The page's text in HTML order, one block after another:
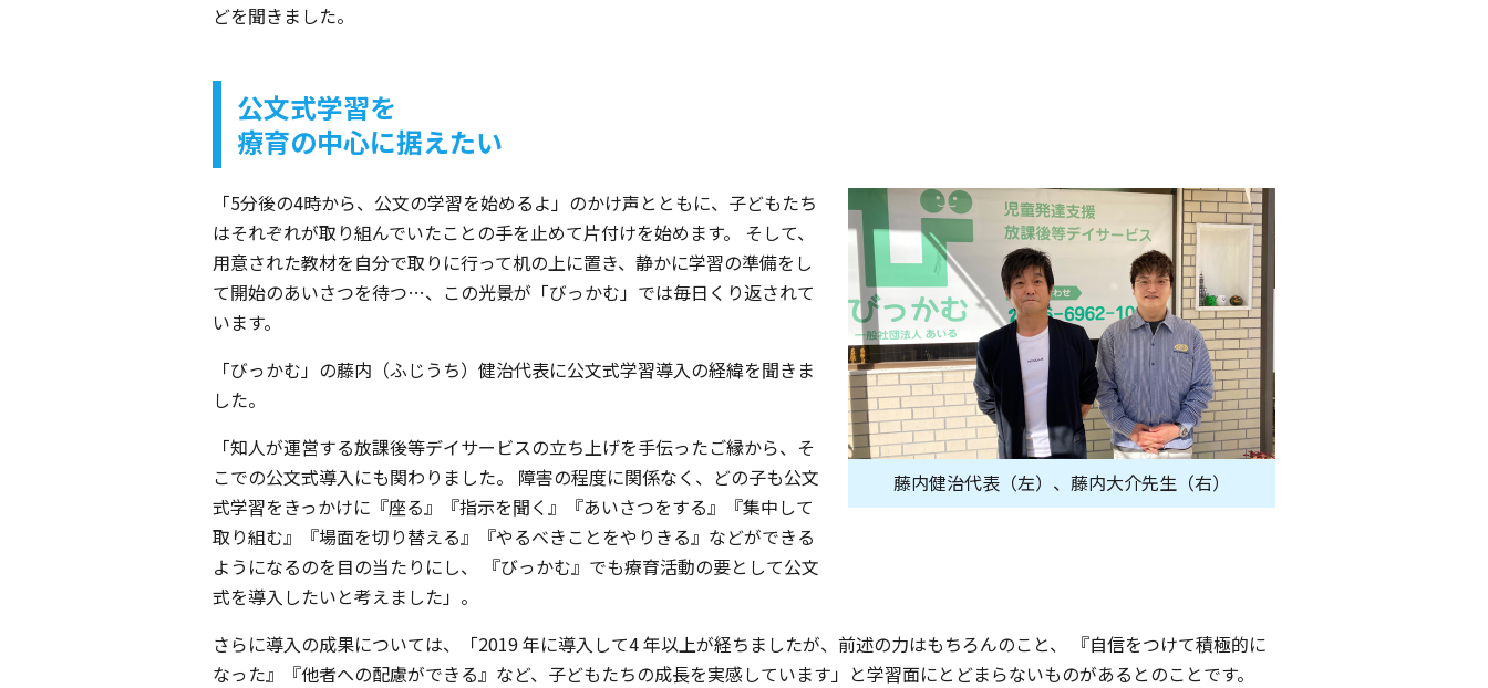
どを聞きました。
公文式学習を
療育の中心に据えたい
「5分後の4時から、公文の学習を始めるよ」のかけ声とともに、子どもたち
はそれぞれが取り組んでいたことの手を止めて片付けを始めます。 そして、
用意された教材を自分で取りに行って机の上に置き、静かに学習の準備をし
て開始のあいさつを待つ…、この光景が「びっかむ」では毎日くり返されて
います。
「びっかむ」の藤内（ふじうち）健治代表に公文式学習導入の経緯を聞きま
した。
「知人が運営する放課後等デイサービスの立ち上げを手伝ったご縁から、そ
こでの公文式導入にも関わりました。 障害の程度に関係なく、どの子も公文
式学習をきっかけに『座る』『指示を聞く』『あいさつをする』『集中して
取り組む』『場面を切り替える』『やるべきことをやりきる』などができる
ようになるのを目の当たりにし、 『びっかむ』でも療育活動の要として公文
式を導入したいと考えました」。
藤内健治代表（左）、藤内大介先生（右）
さらに導入の成果については、「2019 年に導入して4 年以上が経ちましたが、前述の力はもちろんのこと、 『自信をつけて積極的に
なった』『他者への配慮ができる』など、子どもたちの成長を実感しています」と学習面にとどまらないものがあるとのことです。